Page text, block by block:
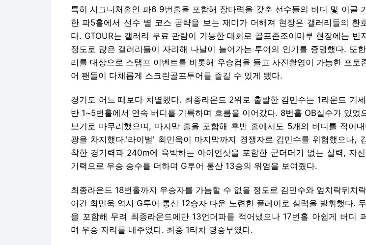
특히 시그니처홀인 파6 9번홀을 포함해 장타력을 갖춘 선수들의 버디 및 이글
한 파5홀에서 선수 별 코스 공략을 보는 재미가 더해져 현장은 갤러리들의 환
다. GTOUR는 갤러리 무료 관람이 가능한 대회로 골프존조이마루 현장에는 빈
정도로 많은 갤러리들이 자리해 나날이 늘어가는 투어의 인기를 증명했다. 또
리를 대상으로 스탬프 이벤트를 비롯해 우승컵을 들고 사진촬영이 가능한 포토
어 팬들이 다채롭게 스크린골프투어를 즐길 수 있게 됐다.
경기도 어느 때보다 치열했다. 최종라운드 2위로 출발한 김민수는 1라운드 기
반 1~5번홀에서 연속 버디를 기록하며 흐름을 이어갔다. 8번홀 OB실수가 있었
보기로 마무리했으며, 마지막 홀을 포함해 후반 홀에서도 5개의 버디를 적어
광을 차지했다.'라이벌' 최민욱이 마지막까지 경쟁자로 김민수를 위협했으나,
착한 경기력과 240m에 육박하는 아이언샷을 포함한 군더더기 없는 실력, 자
기력으로 우승 승수를 더하며 G투어 통산 13승의 위엄을 보여줬다.
최종라운드 18번홀까지 우승자를 가늠할 수 없을 정도로 김민수와 엎치락뒤치
어간 최민욱 역시 G투어 통산 12승자 다운 노련한 플레이로 실력을 발휘했다.
을 포함해 무려 최종라운드에만 13언더파를 적어냈으나 17번홀 아쉽게 버디
며 우승 자리를 내주었다. 최종 1타차 명승부였다.